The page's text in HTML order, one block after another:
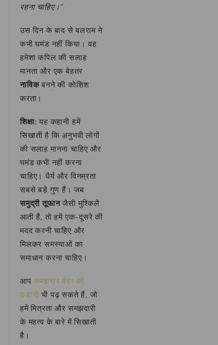
रहना चाहिए।”
उस दिन के बाद से बलराम ने
कभी घमंड नहीं किया। वह
हमेशा कपिल की सलाह
मानता और एक बेहतर
नाविकबनने की कोशिश
करता।
शिक्षा: यह कहानी हमें
सिखाती है कि अनुभवी लोगों
की सलाह मानना चाहिए और
घमंड कभी नहीं करना
चाहिए। धैर्य और विनम्रता
सबसे बड़े गुण हैं। जब
समुद्री तूफानजैसी मुश्किलें
आती हैं, तो हमें एक-दूसरे की
मदद करनी चाहिए और
मिलकर समस्याओं का
समाधान करना चाहिए।
आपसमझदार बंदर की
कहानी भी पढ़ सकते हैं, जो
हमें मित्रता और समझदारी
के महत्व के बारे में सिखाती
है।